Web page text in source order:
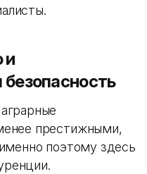
и
престижными,
поэтому здесь